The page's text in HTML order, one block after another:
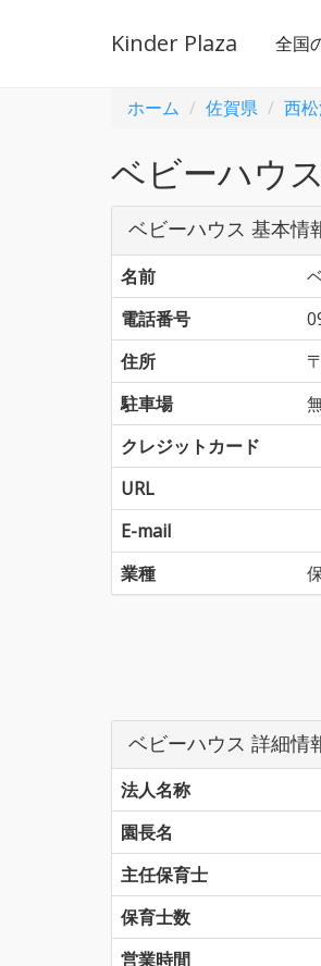
Kinder Plaza 全国
ホーム 佐賀県 西
ベビーハウス
ベビーハウス 基本情
名前
電話番号
住所
駐車場
クレジットカード
URL
E-mail
業種
ベビーハウス 詳細情
法人名称
園長名
主任保育士
保育士数
営業時間